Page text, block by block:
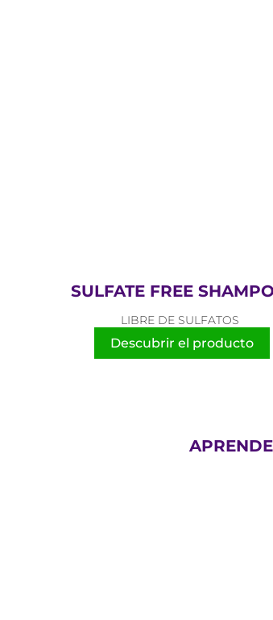
SULFATE FREE
LIBRE DE SULFATOS
Descubrir el producto